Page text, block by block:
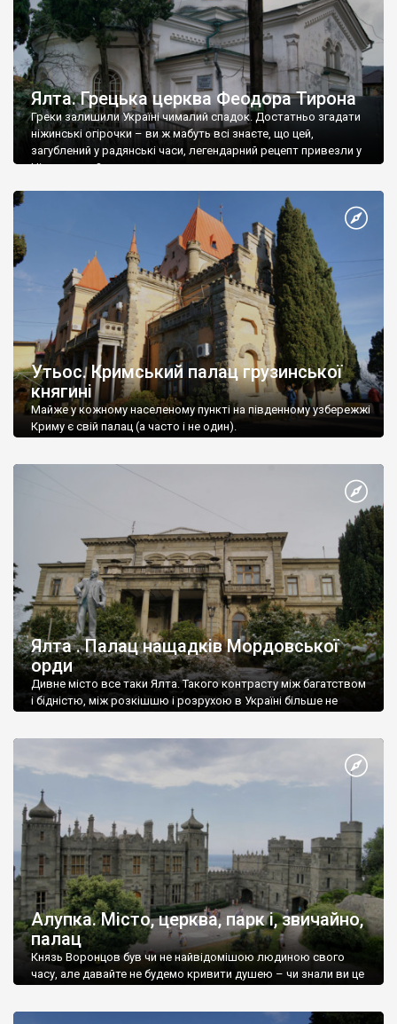
Ялта. Грецька церква Феодора Тирона
Греки залишили Україні чималий спадок. Достатньо згадати
ніжинські огірочки – ви ж мабуть всі знаєте, що цей,
загублений у радянські часи, легендарний рецепт привезли у
Ніжин греки?
Утьос. Кримський палац грузинської
княгині
Майже у кожному населеному пункті на південному узбережжі
Криму є свій палац (а часто і не один).
Ялта . Палац нащадків Мордовської
орди
Дивне місто все таки Ялта. Такого контрасту між багатством
і бідністю, між розкішшю і розрухою в Україні більше не
Алупка. Місто, церква, парк і, звичайно,
палац
Князь Воронцов був чи не найвідомішою людиною свого
часу, але давайте не будемо кривити душею – чи знали ви це